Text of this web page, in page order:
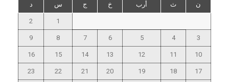
ن ث أرب خ ج س د
1
2
3
4
5
6
7
8
9
10
11
12
13
14
15
16
17
18
19
20
21
22
23